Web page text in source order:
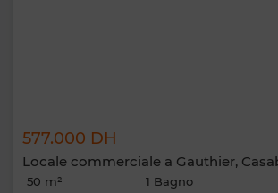
577.000 DH
Locale commerciale a Gauthier,
50 m² 1 Bagno